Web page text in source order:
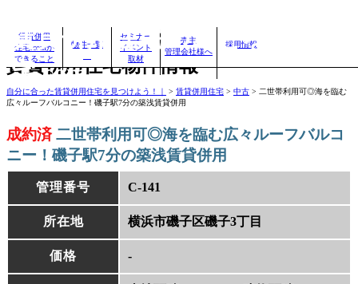
賃貸併用住宅のことなら、賃
宅.com
賃貸併用住宅物件情報
自分に合った賃貸併用住宅を見つけよう！｜ > 賃貸併用住宅 > 中古 > 二世帯利用可◎海を臨む
広々ルーフバルコニー！磯子駅7分の築浅賃貸併用
成約済 二世帯利用可◎海を臨む広々ルーフバルコ
ニー！磯子駅7分の築浅賃貸併用
管理番号 C-141
所在地 横浜市磯子区磯子3丁目
価格 ‐
賃貸併用
住宅.comが
できること
物件一覧
セミナー
イベント
取材
売主
管理会社様へ
採用情報